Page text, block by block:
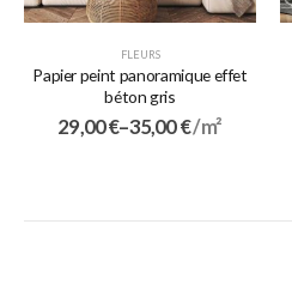
FLEURS
Papier peint panoramique effet
béton gris
29,00€–35,00€/ m²